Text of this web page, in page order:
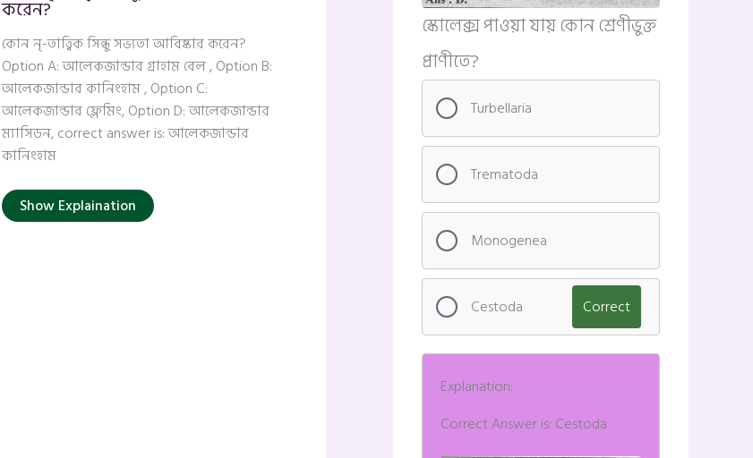
করেন?
কোন নৃ-তাত্ত্বিক সিন্ধু সভ্যতা আবিষ্কার করেন?
Option A: আলেকজান্ডার গ্রাহাম বেল , Option B:
আলেকজান্ডার কানিংহাম , Option C:
আলেকজান্ডার ফ্লেমিং, Option D: আলেকজান্ডার
ম্যাসিডন, correct answer is: আলেকজান্ডার
কানিংহাম
Show Explaination
স্কোলেক্স পাওয়া যায় কোন শ্রেণীভুক্ত
প্রাণীতে?
Turbellaria
Trematoda
Monogenea
Cestoda Correct
Explanation:
Correct Answer is: Cestoda